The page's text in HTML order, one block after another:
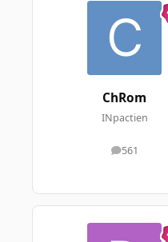
ChRom
INpactien
561
messages